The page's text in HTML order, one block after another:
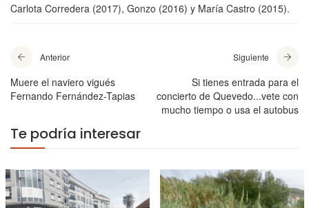
Carlota Corredera (2017), Gonzo (2016) y María Castro (2015).
Anterior
Muere el naviero vigués
Fernando Fernández-Tapias
Siguiente
Si tienes entrada para el
concierto de Quevedo...vete con
mucho tiempo o usa el autobus
Te podría interesar